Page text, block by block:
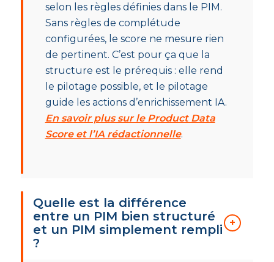
selon les règles définies dans le PIM.
Sans règles de complétude
configurées, le score ne mesure rien
de pertinent. C’est pour ça que la
structure est le prérequis : elle rend
le pilotage possible, et le pilotage
guide les actions d’enrichissement IA.
En savoir plus sur le Product Data
Score et l’IA rédactionnelle.
Quelle est la différence
entre un PIM bien structuré
et un PIM simplement rempli
?